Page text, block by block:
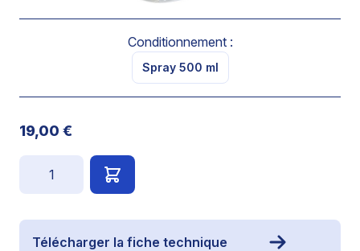
Conditionnement :
Spray 500 ml
19,00 €
Télécharger la fiche technique